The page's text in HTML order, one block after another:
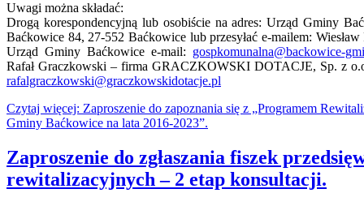
Uwagi można składać:
Drogą korespondencyjną lub osobiście na adres: Urząd Gminy
Baćkowice 84, 27-552 Baćkowice lub przesyłać e-mailem:
Urząd Gminy Baćkowice e-mail: gospkomunalna@backowice-
Rafał Graczkowski – firma GRACZKOWSKI DOTACJE, Sp. z
rafalgraczkowski@graczkowskidotacje.pl
Czytaj więcej: Zaproszenie do zapoznania się z „Programem
Gminy Baćkowice na lata 2016-2023”.
Zaproszenie do zgłaszania fiszek
rewitalizacyjnych – 2 etap konsultacji.